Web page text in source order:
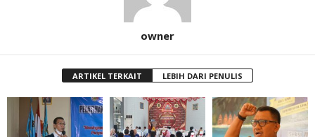
owner
ARTIKEL TERKAIT LEBIH DARI PENULIS